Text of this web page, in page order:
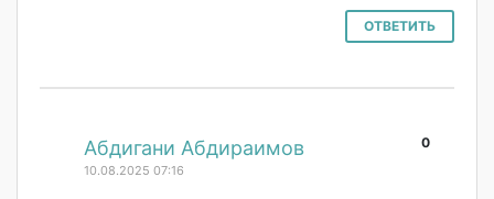
ОТВЕТИТЬ
0
Абдигани Абдираимов
10.08.2025 07:16